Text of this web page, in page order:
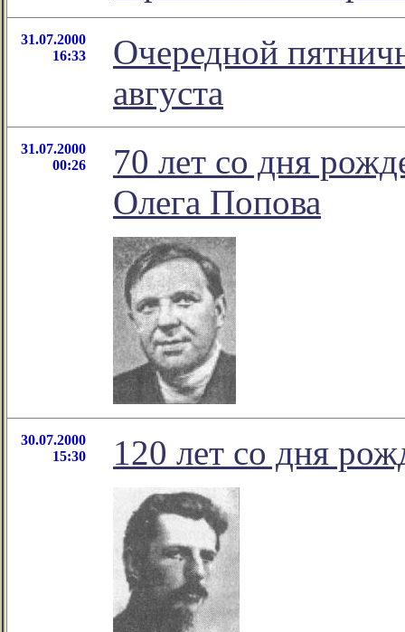
31.07.2000
16:33
Очередной
августа
31.07.2000
00:26
70 лет со дня
Олега Попова
30.07.2000
15:30
120 лет со дня